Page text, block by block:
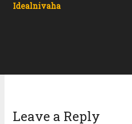
Idealnivaha
Leave a Reply